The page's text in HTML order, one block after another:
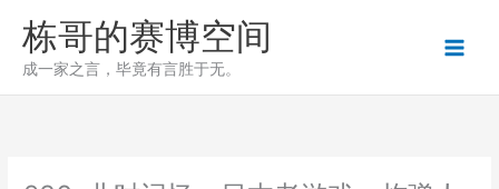
栋哥的赛博空间
成一家之言，毕竟有言胜于无。